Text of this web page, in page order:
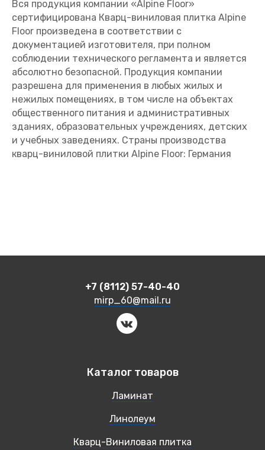
Вся продукция компании «Alpine Floor»
сертифицирована Кварц-виниловая плитка Alpine
Floor произведена в соответствии с
документацией изготовителя, при полном
соблюдении технического регламента и является
абсолютно безопасной. Продукция компании
разрешена для применения в любых жилых и
нежилых помещениях, в том числе на объектах
общественного питания и административных
зданиях, образовательных учреждениях, детских
и учебных заведениях. Страны производства
кварц-виниловой плитки Alpine Floor: Германия
+7 (8112) 57-40-40
mirp_60@mail.ru
Каталог товаров
Ламинат
Линолеум
Кварц-Виниловая плитка